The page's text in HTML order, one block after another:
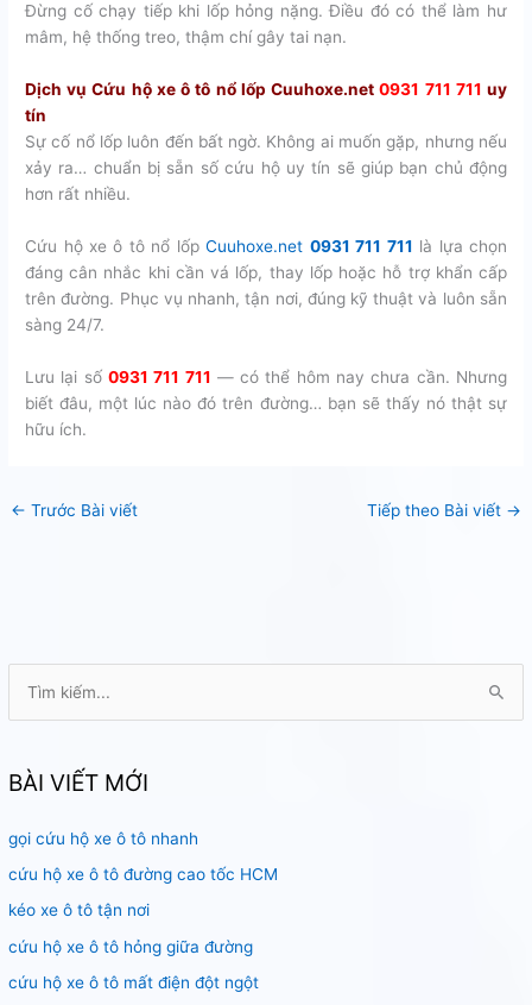
k
ế
m
:
BÀI VIẾT MỚI
gọi cứu hộ xe ô tô nhanh
cứu hộ xe ô tô đường cao tốc HCM
kéo xe ô tô tận nơi
cứu hộ xe ô tô hỏng giữa đường
cứu hộ xe ô tô mất điện đột ngột
Đừng cố chạy tiếp khi lốp hỏng nặng. Điều đó có thể làm hư
mâm, hệ thống treo, thậm chí gây tai nạn.
Dịch vụ Cứu hộ xe ô tô nổ lốp Cuuhoxe.net0931 711 711 uy
tín
Sự cố nổ lốp luôn đến bất ngờ. Không ai muốn gặp, nhưng nếu
xảy ra… chuẩn bị sẵn số cứu hộ uy tín sẽ giúp bạn chủ động
hơn rất nhiều.
Cứu hộ xe ô tô nổ lốpCuuhoxe.net 0931 711 711 là lựa chọn
đáng cân nhắc khi cần vá lốp, thay lốp hoặc hỗ trợ khẩn cấp
trên đường. Phục vụ nhanh, tận nơi, đúng kỹ thuật và luôn sẵn
sàng 24/7.
Lưu lại số 0931 711 711 — có thể hôm nay chưa cần. Nhưng
biết đâu, một lúc nào đó trên đường… bạn sẽ thấy nó thật sự
hữu ích.
← Trước Bài viết Tiếp theo Bài viết →